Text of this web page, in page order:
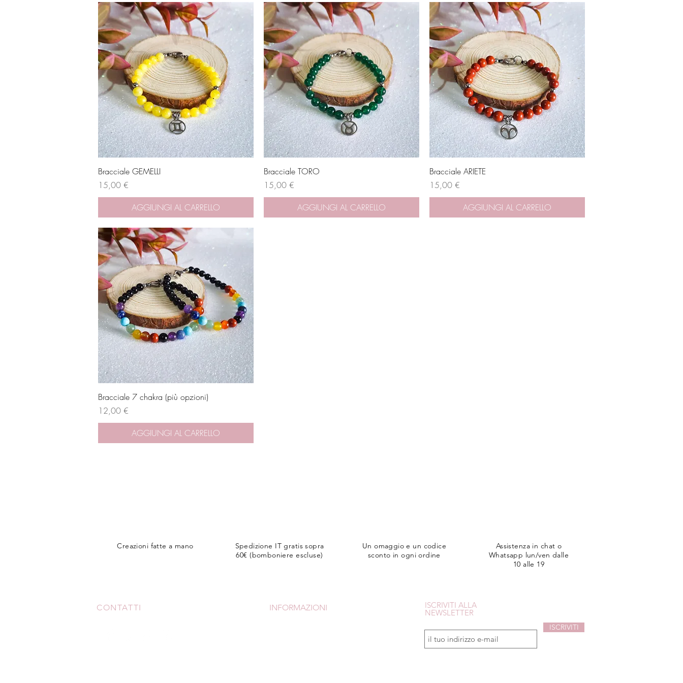
Vista rapida
Bracciale GEMELLI
Prezzo
15,00 €
AGGIUNGI AL CARRELLO
Bracciale TORO
Prezzo
15,00 €
AGGIUNGI AL CARRELLO
Bracciale ARIETE
Prezzo
15,00 €
AGGIUNGI AL CARRELLO
Vista rapida
Bracciale 7 chakra (più opzioni)
Prezzo
12,00 €
AGGIUNGI AL CARRELLO
Creazioni fatte a mano
Spedizione IT gratis sopra
60€ (bomboniere escluse)
Un omaggio e un codice
sconto in ogni ordine
Assistenza in chat o
Whatsapp lun/ven dalle
10 alle 19
CONTATTI INFORMAZIONI ISCRIVITI ALLA
NEWSLETTER
ISCRIVITI